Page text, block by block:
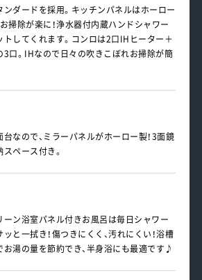
ダードを採用。キッチンパネルはホーロー
掃除が楽に！浄水器付内蔵ハンドシャワー
トしてくれます。コンロは2口IHヒーター＋
3口。IHなので日々の吹きこぼれお掃除が簡
なので、ミラーパネルがホーロー製！3面鏡
ペース付き。
ーン浴室パネル付きお風呂は毎日シャワー
と一拭き！傷つきにくく、汚れにくい！浴槽
湯の量を節約でき、半身浴にも最適です♪